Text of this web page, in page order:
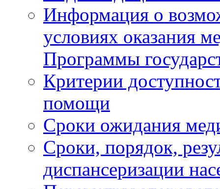
Информация о
условиях оказания
Программы
Критерии
помощи
Сроки ожидания
Сроки, порядок,
диспансеризации